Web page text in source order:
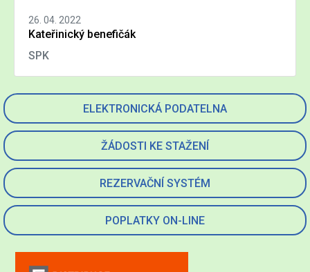
ELEKTRONICKÁ PODATELNA
ŽÁDOSTI KE STAŽENÍ
REZERVAČNÍ SYSTÉM
POPLATKY ON-LINE
26. 04. 2022
Kateřinický benefičák
SPK